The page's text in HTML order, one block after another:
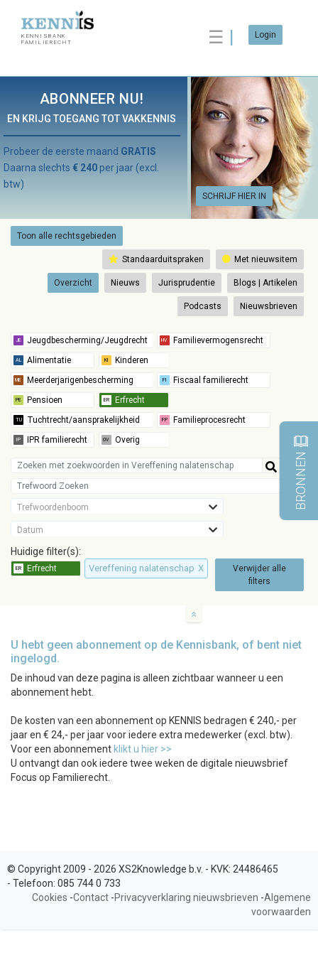
KENNISBANK
FAMILIERECHT
☰ Login
ABONNEER NU!
EN KRIJG TOEGANG TOT VAKKENNIS
SCHRIJF HIER IN
Probeer de eerste maand GRATIS
Daarna slechts € 240 per jaar (excl.
btw)
Toon alle rechtsgebieden
Standaarduitspraken Met nieuwsitem
Overzicht Nieuws Jurisprudentie Blogs | Artikelen
Podcasts Nieuwsbrieven
Trefwoordenboom
Datum
Huidige filter(s):
Vereffening nalatenschap X
Verwijder alle
filters
U hebt geen abonnement op de Kennisbank, of bent niet
ingelogd.
De inhoud van deze pagina is alleen zichtbaar wanneer u een
abonnement hebt.
De kosten van een abonnement op KENNIS bedragen € 240,- per
jaar en € 24,- per jaar voor iedere extra medewerker (excl. btw).
Voor een abonnement klikt u hier >>
U ontvangt dan ook iedere twee weken de digitale nieuwsbrief
Focus op Familierecht.
BRONNEN
© Copyright 2009 - 2026 XS2Knowledge b.v. - KVK: 24486465
- Telefoon: 085 744 0 733
Cookies -Contact -Privacyverklaring nieuwsbrieven -Algemene
voorwaarden